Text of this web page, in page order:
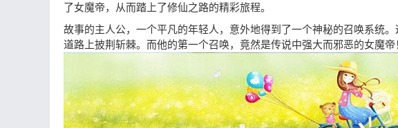
了女魔帝，从而踏上了修仙之路的精彩旅程。
故事的主人公，一个平凡的年轻人，意外地得到了一个神秘的召唤系统
道路上披荆斩棘。而他的第一个召唤，竟然是传说中强大而邪恶的女魔帝